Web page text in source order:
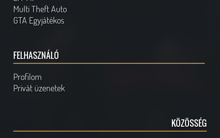
Multi Theft Auto
GTA Egyjátékos
FELHASZNÁLÓ
Profilom
Privát üzenetek
KÖZÖSSÉG